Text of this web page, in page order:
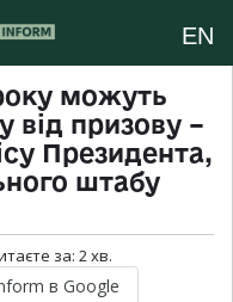
EN
можуть
від призову –
Президента,
штабу
за: 2хв.
в Google